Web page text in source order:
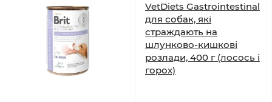
VetDiets Gastrointestinal
для собак, які
страждають на
шлунково-кишкові
розлади, 400 г (лосось і
горох)